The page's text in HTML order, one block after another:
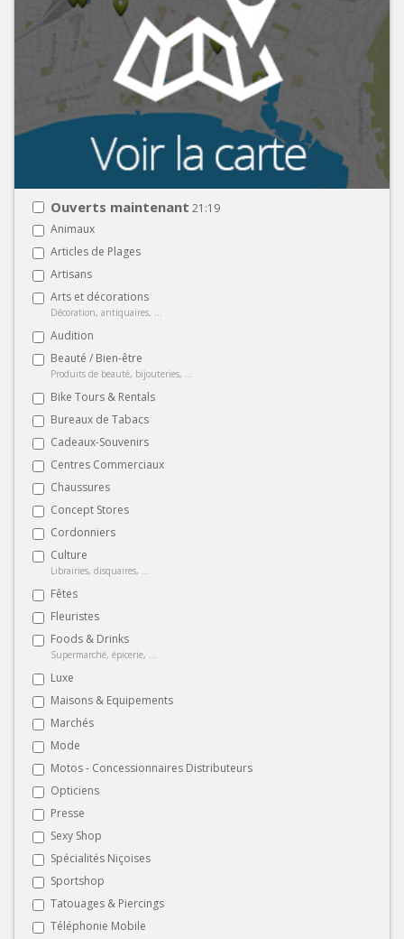
Ouverts maintenant 21:19
Animaux
Articles de Plages
Artisans
Arts et décorations
Décoration, antiquaires, ...
Audition
Beauté / Bien-être
Produits de beauté, bijouteries, ...
Bike Tours & Rentals
Bureaux de Tabacs
Cadeaux-Souvenirs
Centres Commerciaux
Chaussures
Concept Stores
Cordonniers
Culture
Librairies, disquaires, ...
Fêtes
Fleuristes
Foods & Drinks
Supermarché, épicerie, ...
Luxe
Maisons & Equipements
Marchés
Mode
Motos - Concessionnaires Distributeurs
Opticiens
Presse
Sexy Shop
Spécialités Niçoises
Sportshop
Tatouages & Piercings
Téléphonie Mobile